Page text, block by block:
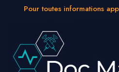
Pour toutes informations